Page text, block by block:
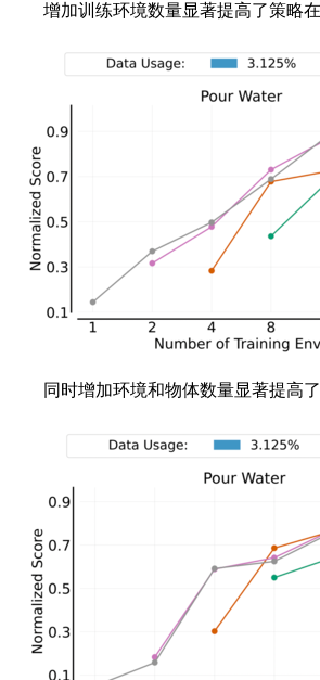
增加训练环境数量显著提高了策略在
同时增加环境和物体数量显著提高了